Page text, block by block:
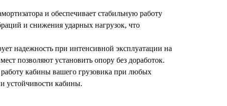
и обеспечивает стабильную работу
и снижения ударных нагрузок, что
надежность при интенсивной эксплуатации на
позволяют установить опору без доработок.
кабины вашего грузовика при любых
устойчивости кабины.